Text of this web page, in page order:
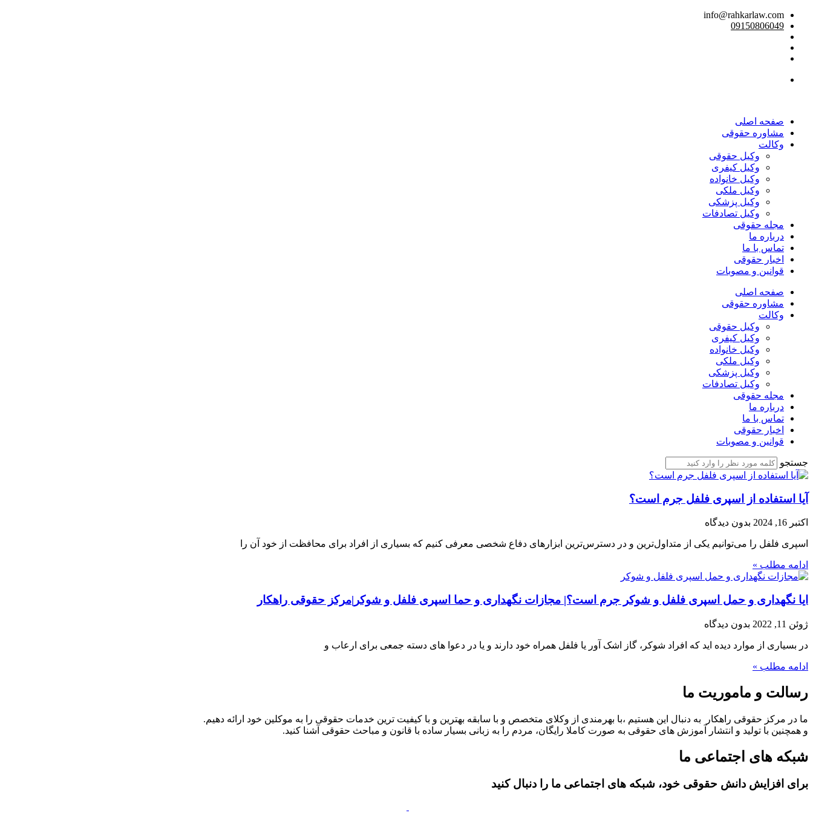
info@rahkarlaw.com
09150806049
صفحه اصلی
مشاوره حقوقی
وکالت
وکیل حقوقی
وکیل کیفری
وکیل خانواده
وکیل ملکی
وکیل پزشکی
وکیل تصادفات
مجله حقوقی
درباره ما
تماس با ما
اخبار حقوقی
قوانین و مصوبات
صفحه اصلی
مشاوره حقوقی
وکالت
وکیل حقوقی
وکیل کیفری
وکیل خانواده
وکیل ملکی
وکیل پزشکی
وکیل تصادفات
مجله حقوقی
درباره ما
تماس با ما
اخبار حقوقی
قوانین و مصوبات
جستجو
آیا استفاده از اسپری فلفل جرم است؟
اکتبر 16, 2024 بدون دیدگاه
اسپری فلفل را می‌توانیم یکی از متداول‌ترین و در دسترس‌ترین ابزارهای دفاع شخصی معرفی کنیم که بسیاری از افراد برای محافظت از خود آن را
ادامه مطلب »
ایا نگهداری و حمل اسپری فلفل و شوکر جرم است؟| مجازات نگهداری و حما اسپری فلفل و شوکر|مرکز حقوقی راهکار
ژوئن 11, 2022 بدون دیدگاه
در بسیاری از موارد دیده اید که افراد شوکر، گاز اشک آور یا فلفل همراه خود دارند و یا در دعوا های دسته جمعی برای ارعاب و
ادامه مطلب »
رسالت و ماموریت ما
ما در مرکز حقوقی راهکار به دنبال این هستیم ،با بهرمندی از وکلای متخصص و با سابقه بهترین و با کیفیت ترین خدمات حقوقی را به موکلین خود ارائه دهیم.
و همچنین با تولید و انتشار آموزش های حقوقی به صورت کاملا رایگان، مردم را به زبانی بسیار ساده با قانون و مباحث حقوقی آشنا کنید.
شبکه های اجتماعی ما
برای افزایش دانش حقوقی خود، شبکه های اجتماعی ما را دنبال کنید